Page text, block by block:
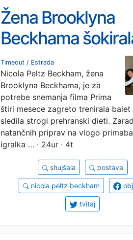
Žena Brooklyna
Beckhama
Ima manj kot 45
kilogramov?
Timeout / Estrada
Nicola Peltz Beckham, žena
Brooklyna Beckhama, je za
potrebe snemanja filma Prima
štiri mesece zagreto trenirala balet
sledila strogi prehranski dieti.
natančnih priprav na vlogo
igralka … · 24ur · 4t
shujšala postava
nicola peltz beckham
tvitaj